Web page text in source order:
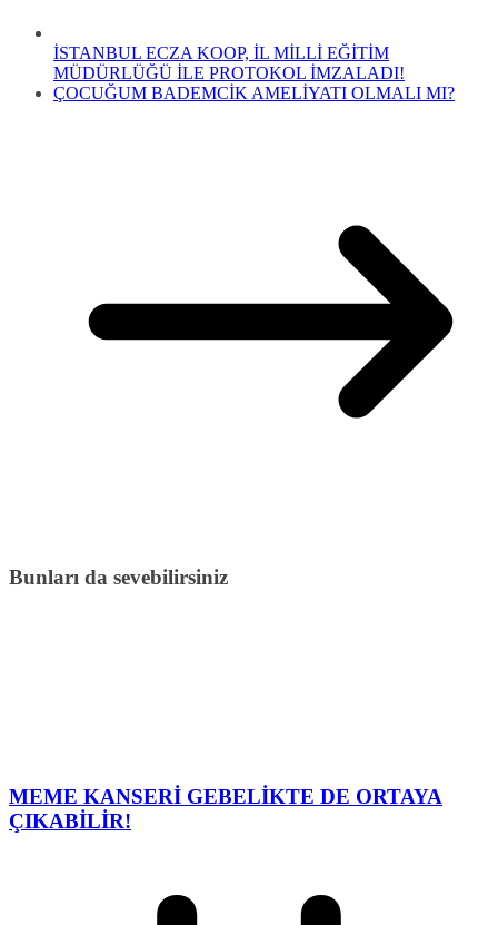
İSTANBUL ECZA KOOP, İL MİLLİ EĞİTİM
MÜDÜRLÜĞÜ İLE PROTOKOL İMZALADI!
ÇOCUĞUM BADEMCİK AMELİYATI OLMALI MI?
Bunları da sevebilirsiniz
MEME KANSERİ GEBELİKTE DE ORTAYA
ÇIKABİLİR!